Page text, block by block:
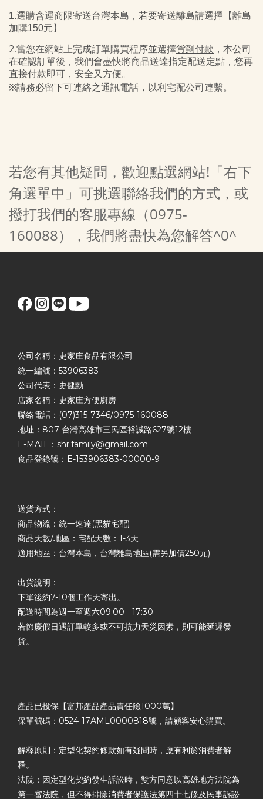
1.選購含運商限寄送台灣本島，若要寄送離島請選擇【離島
加購150元】
2.當您在網站上完成訂單購買程序並選擇貨到付款 ，本公司
在確認訂單後，我們會盡快將商品送達指定配送定點，您再
直接付款即可，安全又方便。
※請務必留下可連絡之通訊電話，以利宅配公司連繫。
若您有其他疑問，歡迎點選網站!「右下
角選單中」可挑選聯絡我們的方式，或
撥打我們的客服專線（0975-
160088），我們將盡快為您解答^0^
公司名稱：史家庄食品有限公司
統一編號：53906383
公司代表：史健勳
店家名稱：史家庄方便廚房
聯絡電話：(07)315-7346/0975-160088
地址：807 台灣高雄市三民區裕誠路627號12樓
E-MAIL：shr.family@gmail.com
食品登錄號：E-153906383-00000-9
送貨方式：
商品物流：統一速達(黑貓宅配)
商品天數/地區：宅配天數：1-3天
適用地區：台灣本島，台灣離島地區(需另加價250元)
出貨說明：
下單後約7-10個工作天寄出。
配送時間為週一至週六09:00 - 17:30
若節慶假日遇訂單較多或不可抗力天災因素，則可能延遲發
貨。
產品已投保【富邦產品產品責任險1000萬】
保單號碼：0524-17AML0000818號，請顧客安心購買。
解釋原則：定型化契約條款如有疑問時，應有利於消費者解
釋。
法院：因定型化契約發生訴訟時，雙方同意以高雄地方法院為
第一審法院，但不得排除消費者保護法第四十七條及民事訴訟